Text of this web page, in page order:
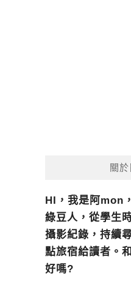
關
HI，我是阿mon
綠豆人，從學生
攝影紀錄，持續
點旅宿給讀者。
好嗎?